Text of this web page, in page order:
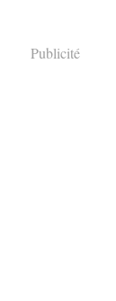
Publicité